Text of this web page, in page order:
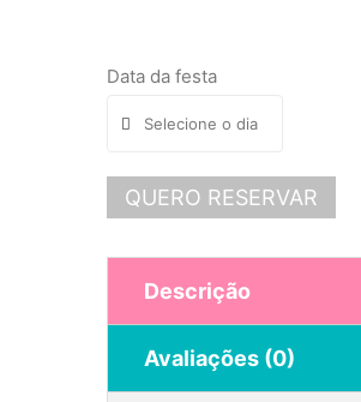
Data da festa
QUERO RESERVAR
Descrição
Avaliações (0)